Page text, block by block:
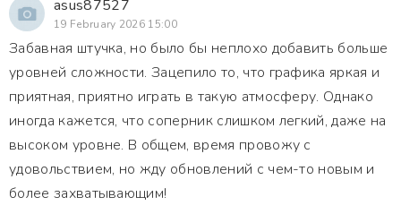
asus87527
19 February 2026 15:00
Забавная штучка, но было бы неплохо добавить больше
уровней сложности. Зацепило то, что графика яркая и
приятная, приятно играть в такую атмосферу. Однако
иногда кажется, что соперник слишком легкий, даже на
высоком уровне. В общем, время провожу с
удовольствием, но жду обновлений с чем-то новым и
более захватывающим!